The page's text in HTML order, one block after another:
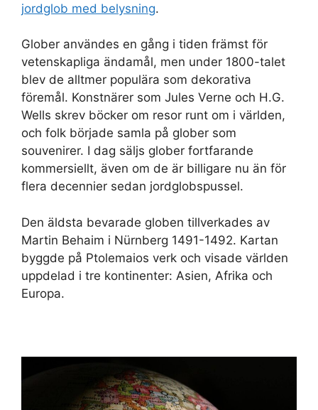
jordglob med belysning.
Glober användes en gång i tiden främst för
vetenskapliga ändamål, men under 1800-talet
blev de alltmer populära som dekorativa
föremål. Konstnärer som Jules Verne och H.G.
Wells skrev böcker om resor runt om i världen,
och folk började samla på glober som
souvenirer. I dag säljs glober fortfarande
kommersiellt, även om de är billigare nu än för
flera decennier sedan jordglobspussel.
Den äldsta bevarade globen tillverkades av
Martin Behaim i Nürnberg 1491-1492. Kartan
byggde på Ptolemaios verk och visade världen
uppdelad i tre kontinenter: Asien, Afrika och
Europa.